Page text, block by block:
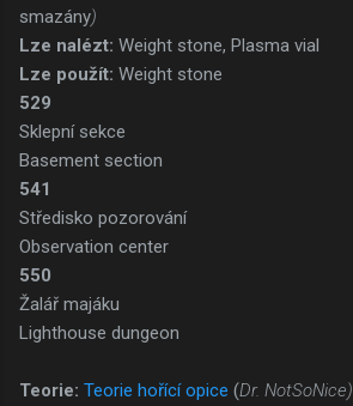
smazány)
Lze nalézt: Weight stone, Plasma vial
Lze použít: Weight stone
529
Sklepní sekce
Basement section
541
Středisko pozorování
Observation center
550
Žalář majáku
Lighthouse dungeon
Teorie: Teorie hořící opice (Dr. NotSoNice)